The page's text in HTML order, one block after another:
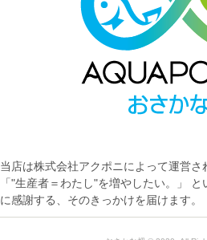
当店は株式会社アクポニによって運営さ
「"生産者＝わたし"を増やしたい。」
に感謝する、そのきっかけを届けます。